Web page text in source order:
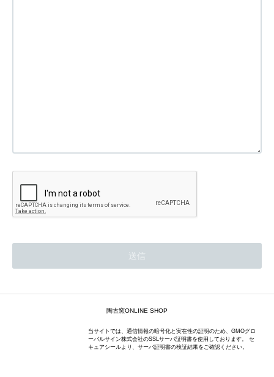
陶古窯ONLINE SHOP
当サイトでは、通信情報の暗号化と実在性の証明のため、GMOグロ
ーバルサイン株式会社のSSLサーバ証明書を使用しております。 セ
キュアシールより、サーバ証明書の検証結果をご確認ください。